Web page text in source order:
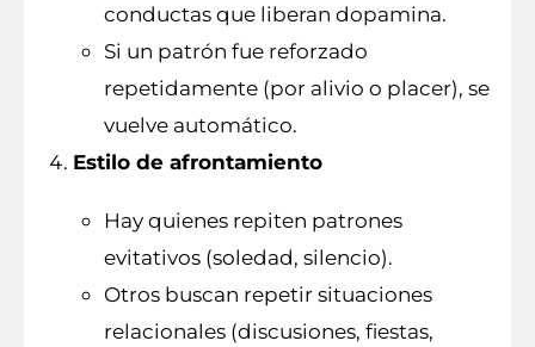
conductas que liberan dopamina.
Si un patrón fue reforzado
repetidamente (por alivio o placer), se
vuelve automático.
Estilo de afrontamiento
Hay quienes repiten patrones
evitativos (soledad, silencio).
Otros buscan repetir situaciones
relacionales (discusiones, fiestas,